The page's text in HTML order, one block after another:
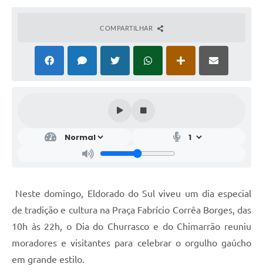
COMPARTILHAR
Neste domingo, Eldorado do Sul viveu um dia especial
de tradição e cultura na Praça Fabrício Corrêa Borges, das
10h às 22h, o Dia do Churrasco e do Chimarrão reuniu
moradores e visitantes para celebrar o orgulho gaúcho
em grande estilo.